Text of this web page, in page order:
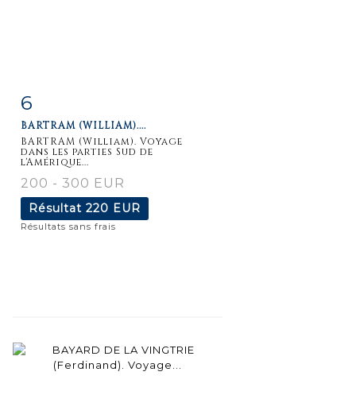
détaillée
6
BARTRAM (WILLIAM)....
BARTRAM (William). Voyage
dans les parties Sud de
l'Amérique...
200 - 300 EUR
Résultat 220 EUR
Résultats sans frais